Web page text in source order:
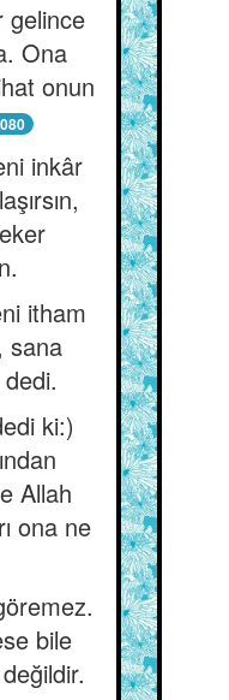
gelince
Ona
onun
inkâr
itham
sana
dedi.
ki:)
Allah
ona ne
bile